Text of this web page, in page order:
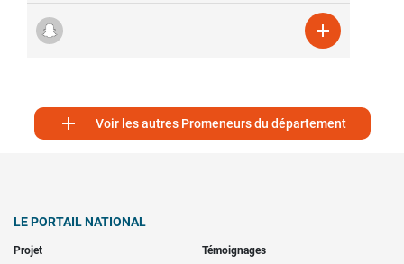

 Voir les autres Promeneurs du département
LE PORTAIL NATIONAL
Projet Témoignages